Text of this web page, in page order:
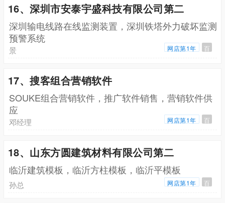
16、深圳市安泰宇盛科技有限公司第二
深圳输电线路在线监测装置，深圳铁塔外力破坏监测
预警系统
景 网店第1年 百
17、搜客组合营销软件
SOUKE组合营销软件，推广软件销售，营销软件供
应
邓经理 网店第1年 百
18、山东方圆建筑材料有限公司第二
临沂建筑模板，临沂方柱模板，临沂平模板
孙总 网店第1年 百